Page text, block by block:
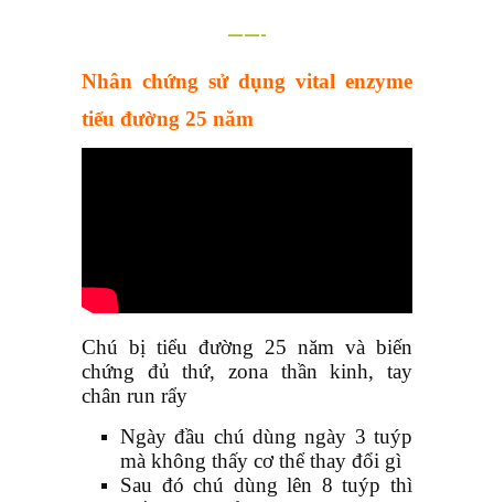
——-
Nhân chứng sử dụng vital enzyme
tiểu đường 25 năm
Chú bị tiểu đường 25 năm và biến
chứng đủ thứ, zona thần kinh, tay
chân run rẩy
Ngày đầu chú dùng ngày 3 tuýp
mà không thấy cơ thể thay đổi gì
Sau đó chú dùng lên 8 tuýp thì